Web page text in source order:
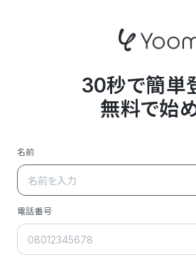
30秒で簡単
無料で始
名前
電話番号